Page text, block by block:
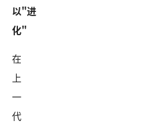
以"进
化"
在
上
一
代